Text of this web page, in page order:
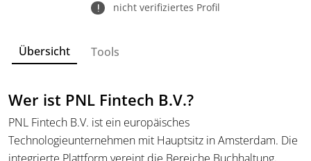
nicht verifiziertes Profil
Übersicht Tools
Wer ist PNL Fintech B.V.?
PNL Fintech B.V. ist ein europäisches
Technologieunternehmen mit Hauptsitz in Amsterdam. Die
integrierte Plattform vereint die Bereiche Buchhaltung,